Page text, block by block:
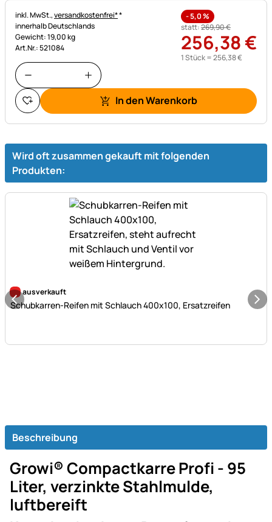
Steuerhinweis:
inkl. MwSt.,versandkostenfrei**
innerhalb Deutschlands
Gewicht: 19,00 kg
Art.Nr.: 521084
-5,0%
statt:269,90€
256,38€
1 Stück =256,38€
In den Warenkorb
Wird oft zusammen gekauft mit folgenden
Produkten:
Noch keine Bewertungen abgegeben
ausverkauft
Schubkarren-Reifen mit Schlauch 400x100, Ersatzreifen
Beschreibung
Growi® Compactkarre Profi - 95
Liter, verzinkte Stahlmulde,
luftbereift